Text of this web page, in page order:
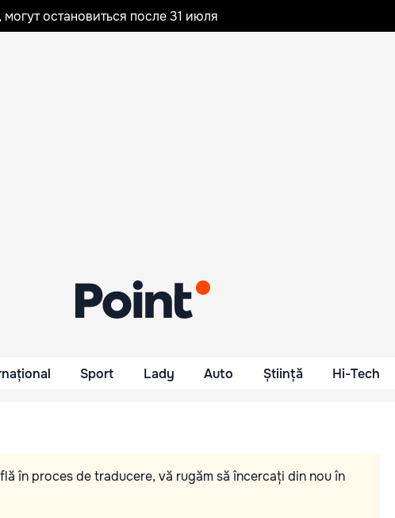
остановиться после 31 июля
Sport Lady Auto Știință Hi-Tech
în proces de traducere, vă rugăm să încercați din nou în